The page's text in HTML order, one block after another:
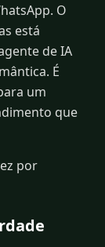
O
está
de IA
É
um
que
por